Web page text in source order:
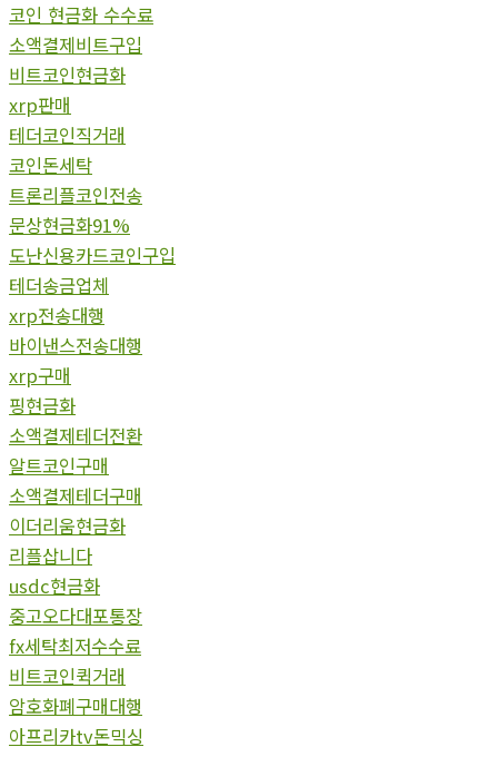
코인 현금화 수수료
소액결제비트구입
비트코인현금화
xrp판매
테더코인직거래
코인돈세탁
트론리플코인전송
문상현금화91%
도난신용카드코인구입
테더송금업체
xrp전송대행
바이낸스전송대행
xrp구매
핑현금화
소액결제테더전환
알트코인구매
소액결제테더구매
이더리움현금화
리플삽니다
usdc현금화
중고오다대포통장
fx세탁최저수수료
비트코인퀵거래
암호화폐구매대행
아프리카tv돈믹싱